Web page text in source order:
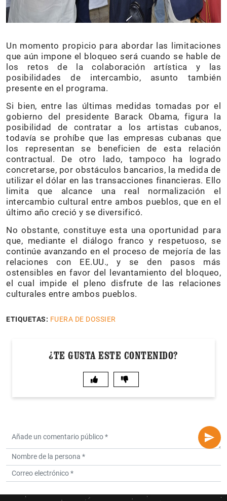
Un momento propicio para abordar las limitaciones
que aún impone el bloqueo será cuando se hable de
los retos de la colaboración artística y las
posibilidades de intercambio, asunto también
presente en el programa.
Si bien, entre las últimas medidas tomadas por el
gobierno del presidente Barack Obama, figura la
posibilidad de contratar a los artistas cubanos,
todavía se prohíbe que las empresas cubanas que
los representan se beneficien de esta relación
contractual. De otro lado, tampoco ha logrado
concretarse, por obstáculos bancarios, la medida de
utilizar el dólar en las transacciones financieras. Ello
limita que alcance una real normalización el
intercambio cultural entre ambos pueblos, que en el
último año creció y se diversificó.
No obstante, constituye esta una oportunidad para
que, mediante el diálogo franco y respetuoso, se
continúe avanzando en el proceso de mejoría de las
relaciones con EE.UU., y se den pasos más
ostensibles en favor del levantamiento del bloqueo,
el cual impide el pleno disfrute de las relaciones
culturales entre ambos pueblos.
ETIQUETAS: FUERA DE DOSSIER
¿TE GUSTA ESTE CONTENIDO?